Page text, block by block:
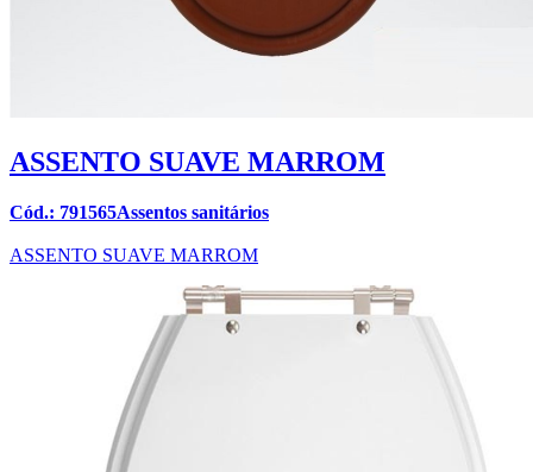
ASSENTO SUAVE MARROM
Cód.: 791565Assentos sanitários
ASSENTO SUAVE MARROM